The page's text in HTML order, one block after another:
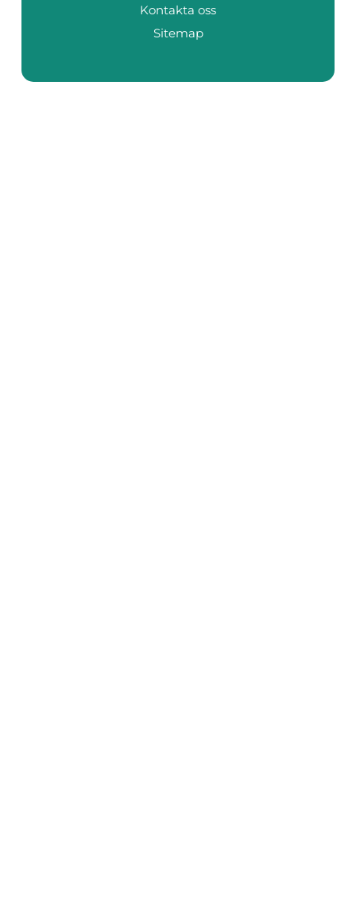
Kontakta oss
Sitemap